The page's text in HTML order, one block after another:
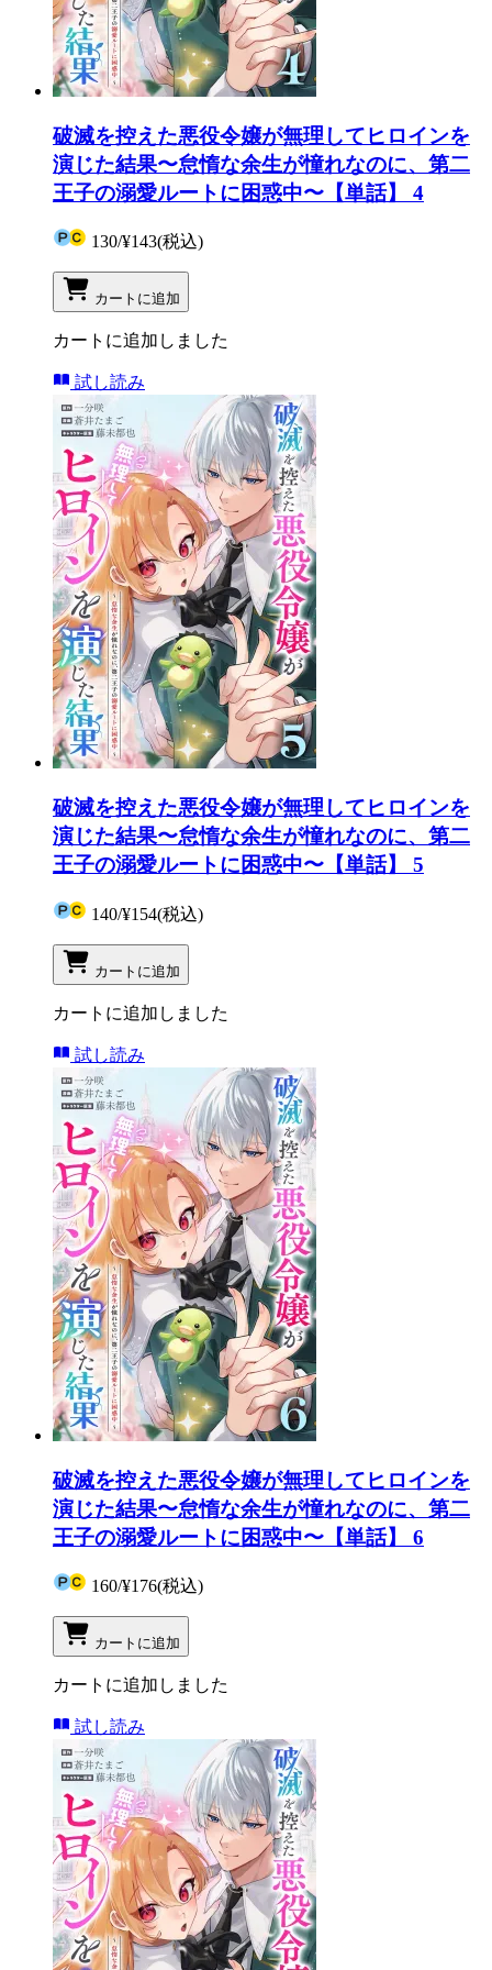
破滅を控えた悪役令嬢が無理してヒロインを
演じた結果〜怠惰な余生が憧れなのに、第二
王子の溺愛ルートに困惑中〜【単話】 4
130/¥143(税込)
カートに追加
カートに追加しました
試し読み
破滅を控えた悪役令嬢が無理してヒロインを
演じた結果〜怠惰な余生が憧れなのに、第二
王子の溺愛ルートに困惑中〜【単話】 5
140/¥154(税込)
カートに追加
カートに追加しました
試し読み
破滅を控えた悪役令嬢が無理してヒロインを
演じた結果〜怠惰な余生が憧れなのに、第二
王子の溺愛ルートに困惑中〜【単話】 6
160/¥176(税込)
カートに追加
カートに追加しました
試し読み